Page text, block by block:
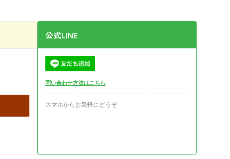
公式LINE
問い合わせ方法はこちら
スマホからお気軽にどうぞ